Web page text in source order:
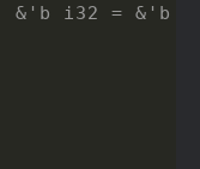
i32 = &'b